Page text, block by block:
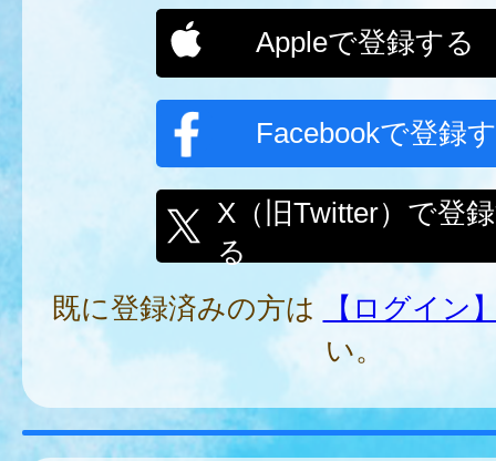
Appleで登録する
Facebookで登録
X（旧Twitter）で登
る
既に登録済みの方は
【ログイン
い。